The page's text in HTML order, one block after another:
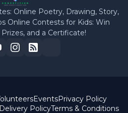
Online Poetry, Drawing, Story,
Online Contests for Kids: Win
and a Certificate!
EventsPrivacy Policy
PolicyTerms & Conditions